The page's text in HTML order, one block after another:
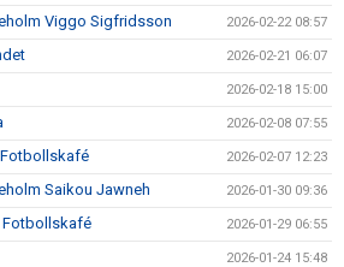
Viggo Sigfridsson 2026-02-22 08:57
2026-02-21 06:07
2026-02-18 15:00
2026-02-08 07:55
Fotbollskafé 2026-02-07 12:23
Saikou Jawneh 2026-01-30 09:36
Fotbollskafé 2026-01-29 06:55
2026-01-24 15:48